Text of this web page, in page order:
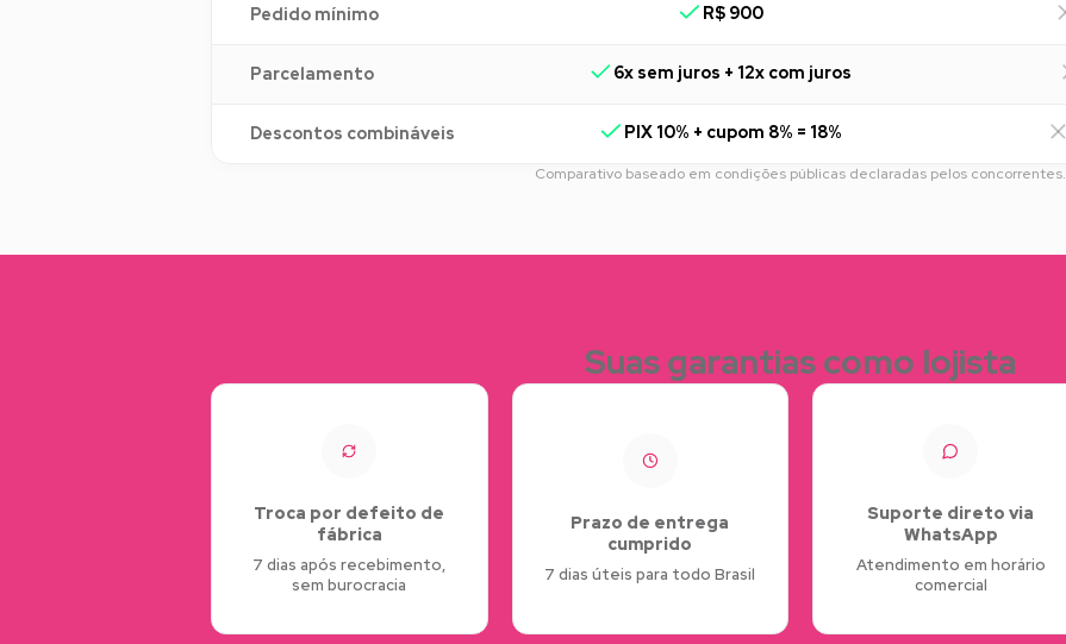
Pedido mínimo R$ 900
Parcelamento 6x sem juros + 12x com juros
Descontos combináveis PIX 10% + cupom 8% = 18%
Comparativo baseado em condições públicas declaradas pelos concorrentes.
Suas garantias como lojista
Troca por defeito de
fábrica
7 dias após recebimento,
sem burocracia
Prazo de entrega
cumprido
7 dias úteis para todo Brasil
Suporte direto via
WhatsApp
Atendimento em horário
comercial